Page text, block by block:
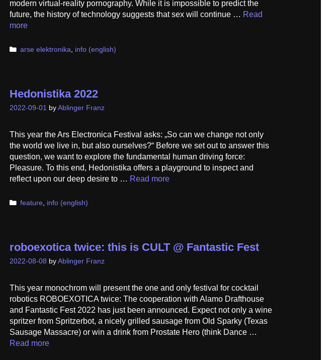
modern virtual-reality pornography. While it is impossible to predict the
future, the history of technology suggests that sex will continue … Read
more
Categories
arse elektronika info (english)
Hedonistika 2022
2022-09-01 by Ablinger Franz
This year the Ars Electronica Festival asks: „So can we change not only
the world we live in, but also ourselves?“ Before we set out to answer this
question, we want to explore the fundamental human driving force:
Pleasure. To this end, Hedonistika offers a playground to inspect and
reflect upon our deep desire to … Read more
Categories
feature, info (english)
roboexotica twice: this is CULT @ Fantastic Fest
2022-08-08 by Ablinger Franz
This year monochrom will present the one and only festival for cocktail
robotics ROBOEXOTICA twice: The cooperation with Alamo Drafthouse
and Fantastic Fest 2022 has just been announced. Expect not only a wine
spritzer from Spritzerbot, a nicely grilled sausage from Old Sparky (Texas
Sausage Massacre) or win a drink from Prostate Hero (think Dance …
Read more